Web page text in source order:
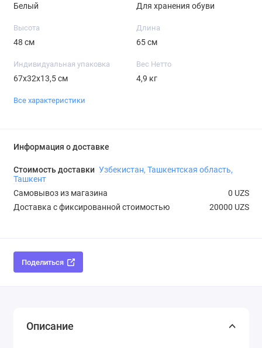
Белый Для хранения обуви
Высота
48 см
Длина
65 см
Индивидуальная упаковка
67х32х13,5 см
Вес Нетто
4,9 кг
Все характеристики
Информация о доставке
Стоимость доставки Узбекистан, Ташкентская область,
Ташкент
Самовывоз из магазина
0 UZS
Доставка с фиксированной стоимостью
20000 UZS
Поделиться
Описание